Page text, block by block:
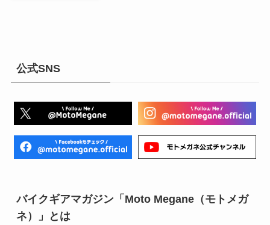
公式SNS
バイクギアマガジン「Moto Megane（モトメガ
ネ）」とは